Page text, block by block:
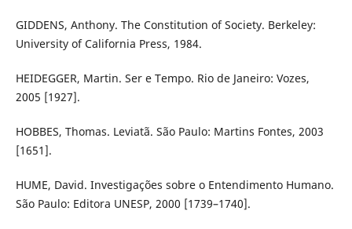
GIDDENS, Anthony. The Constitution of Society. Berkeley:
University of California Press, 1984.
HEIDEGGER, Martin. Ser e Tempo. Rio de Janeiro: Vozes,
2005 [1927].
HOBBES, Thomas. Leviatã. São Paulo: Martins Fontes, 2003
[1651].
HUME, David. Investigações sobre o Entendimento Humano.
São Paulo: Editora UNESP, 2000 [1739–1740].